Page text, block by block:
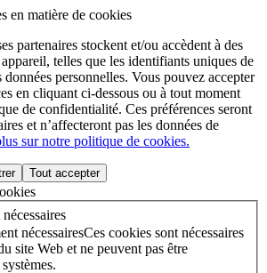
en matière de cookies
partenaires stockent et/ou accèdent à des
telles que les identifiants uniques de
personnelles. Vous pouvez accepter
en cliquant ci-dessous ou à tout moment
de confidentialité. Ces préférences seront
et n’affecteront pas les données de
sur notre politique de cookies.
Tout accepter
nécessairesCes cookies sont nécessaires
site Web et ne peuvent pas être